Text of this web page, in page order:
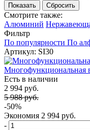
Смотрите также:
Алюминий
Фильтр
По популярности По
Артикул: SI30
Многофункциональная
Есть в наличии
2 994 руб.
5 988 руб.
-50%
Экономия 2 994 руб.
-